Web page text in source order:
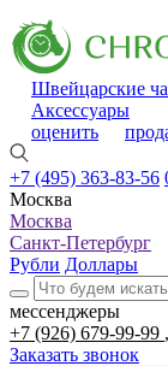
Швейцарские
Аксессуары
оценить
+7 (495) 363-83-56
Москва
Москва
Санкт-Петербург
Рубли Доллары
мессенджеры
+7 (926) 679-99-99
Заказать звонок